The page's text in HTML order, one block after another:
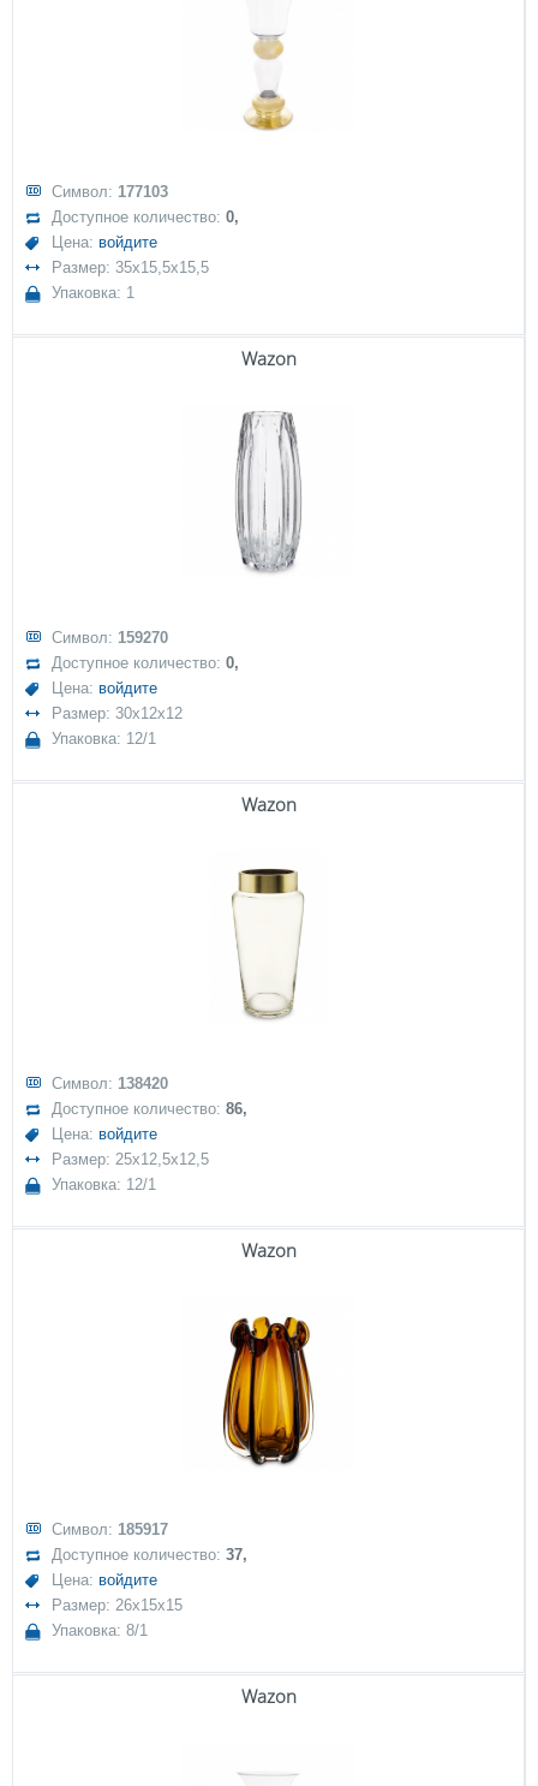
Символ: 177103
Доступное количество:0,
Цена: войдите
Размер: 35x15,5x15,5
Упаковка: 1
Wazon
Символ: 159270
Доступное количество:0,
Цена: войдите
Размер: 30x12x12
Упаковка: 12/1
Wazon
Символ: 138420
Доступное количество:86,
Цена: войдите
Размер: 25x12,5x12,5
Упаковка: 12/1
Wazon
Символ: 185917
Доступное количество:37,
Цена: войдите
Размер: 26x15x15
Упаковка: 8/1
Wazon